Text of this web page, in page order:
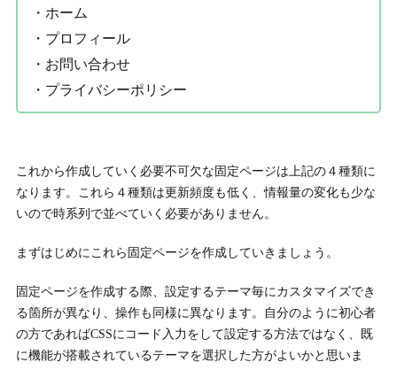
・ホーム
・プロフィール
・お問い合わせ
・プライバシーポリシー
これから作成していく必要不可欠な固定ページは上記の４種類に
なります。これら４種類は更新頻度も低く、情報量の変化も少な
いので時系列で並べていく必要がありません。
まずはじめにこれら固定ページを作成していきましょう。
固定ページを作成する際、設定するテーマ毎にカスタマイズでき
る箇所が異なり、操作も同様に異なります。自分のように初心者
の方であればCSSにコード入力をして設定する方法ではなく、既
に機能が搭載されているテーマを選択した方がよいかと思いま